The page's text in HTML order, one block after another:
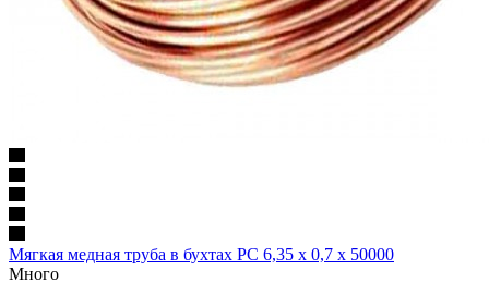
Мягкая медная труба в бухтах РС 6,35 х 0,7 х 50000
Много